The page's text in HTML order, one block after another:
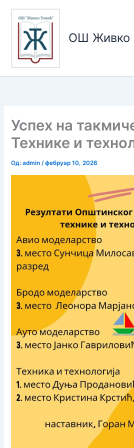
садржај
ОШ Живко
Успех на
Технике и
Од: admin/фебруар 10, 2026